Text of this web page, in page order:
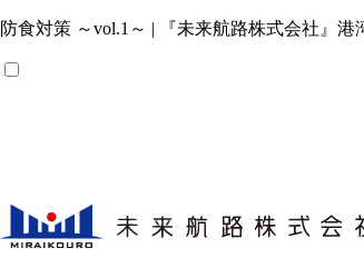
防食対策 ～vol.1～ | 『未来航路株式会社』